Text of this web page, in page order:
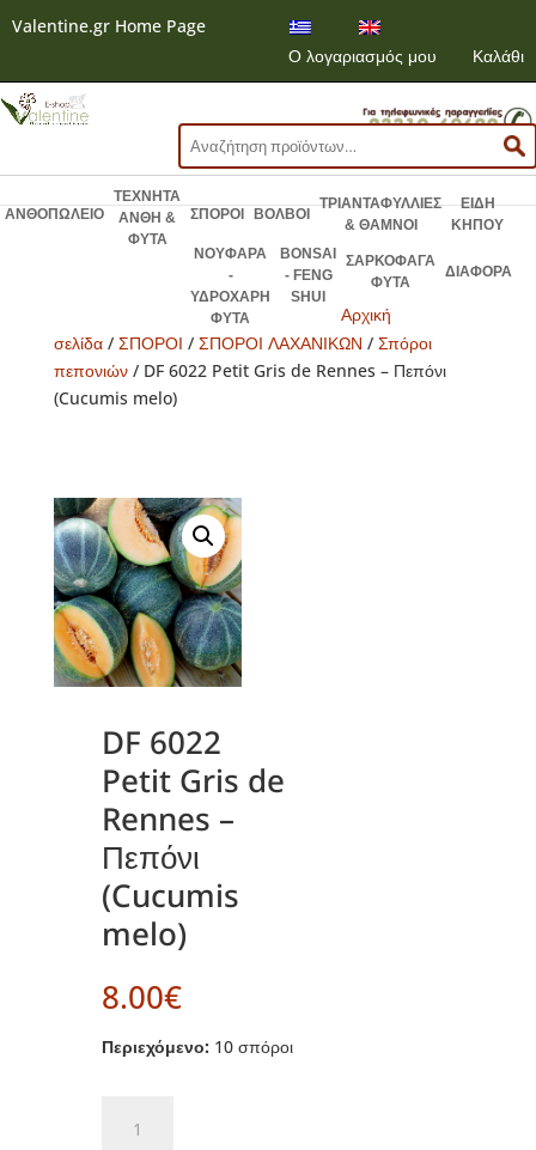
Valentine.gr Home Page
Ο λογαριασμός μου
Καλάθι
Αναζήτηση
για:
ΑΝΘΟΠΩΛΕΙΟ
ΤΕΧΝΗΤΑ
ΑΝΘΗ &
ΦΥΤΑ
ΣΠΟΡΟΙ ΒΟΛΒΟΙ
ΤΡΙΑΝΤΑΦΥΛΛΙΕΣ
& ΘΑΜΝΟΙ
ΕΙΔΗ
ΚΗΠΟΥ
ΝΟΥΦΑΡΑ
-
ΥΔΡΟΧΑΡΗ
ΦΥΤΑ
BONSAI
- FENG
SHUI
ΣΑΡΚΟΦΑΓΑ
ΦΥΤΑ
ΔΙΑΦΟΡΑ
Αρχική
σελίδα/ ΣΠΟΡΟΙ / ΣΠΟΡΟΙ ΛΑΧΑΝΙΚΩΝ / Σπόροι
πεπονιών/ DF 6022 Petit Gris de Rennes – Πεπόνι
(Cucumis melo)
DF 6022
Petit Gris de
Rennes –
Πεπόνι
(Cucumis
melo)
8.00€
Περιεχόμενο: 10 σπόροι
6022